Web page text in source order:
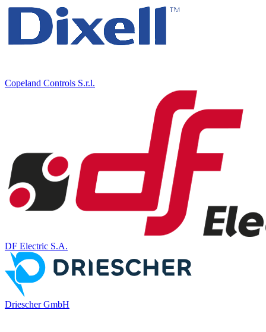
Copeland Controls S.r.l.
DF Electric S.A.
Driescher GmbH